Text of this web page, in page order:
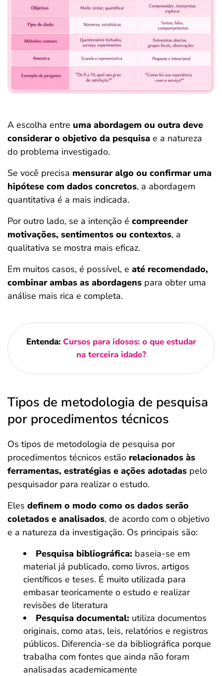
A escolha entre uma abordagem ou outra deve
considerar o objetivo da pesquisa e a natureza
do problema investigado.
Se você precisa mensurar algo ou confirmar uma
hipótese com dados concretos, a abordagem
quantitativa é a mais indicada.
Por outro lado, se a intenção é compreender
motivações, sentimentos ou contextos, a
qualitativa se mostra mais eficaz.
Em muitos casos, é possível, e até recomendado,
combinar ambas as abordagens para obter uma
análise mais rica e completa.
Entenda: Cursos para idosos: o que estudar
na terceira idade?
Tipos de metodologia de pesquisa
por procedimentos técnicos
Os tipos de metodologia de pesquisa por
procedimentos técnicos estão relacionados às
ferramentas, estratégias e ações adotadas pelo
pesquisador para realizar o estudo.
Eles definem o modo como os dados serão
coletados e analisados, de acordo com o objetivo
e a natureza da investigação. Os principais são:
Pesquisa bibliográfica: baseia-se em
material já publicado, como livros, artigos
científicos e teses. É muito utilizada para
embasar teoricamente o estudo e realizar
revisões de literatura
Pesquisa documental: utiliza documentos
originais, como atas, leis, relatórios e registros
públicos. Diferencia-se da bibliográfica porque
trabalha com fontes que ainda não foram
analisadas academicamente